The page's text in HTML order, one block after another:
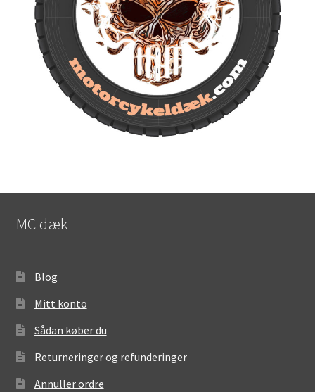
MC dæk
Blog
Mitt konto
Sådan køber du
Returneringer og refunderinger
Annuller ordre